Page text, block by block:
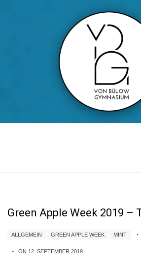
Green Apple Week 2019 –
ALLGEMEIN GREEN APPLE WEEK MINT
ON 12. SEPTEMBER 2019